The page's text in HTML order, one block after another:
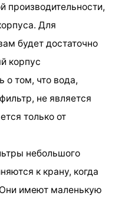
производительности,
Для
будет достаточно
корпус
о том, что вода,
не является
только от
небольшого
к крану, когда
имеют маленькую